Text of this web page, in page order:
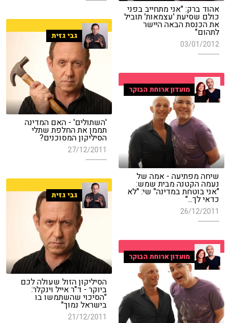
אהוד ברק: "אני מתחייב בפני
כולם שסיעת 'עצמאות' תוביל
את הכנסת הבאה היישר
לתהום"
03/01/2012
גבי גזית
'השתולים' - האם המדינה
תממן את החלפת שתלי
הסיליקון המסוכנים?
27/12/2011
מועדון ארוחת הבוקר
שיחה מפתיעה - אמה של
נעמה הקטנה מבית שמש:
"אני בוטחת במדינה" שי: "לא
כדאי לך..."
26/12/2011
גבי גזית
הסיליקון הזול שעולה לכם
ביוקר - ד"ר אייל וינקלר:
"הסיכוי שהשתמשו בו
בישראל נמוך"
21/12/2011
מועדון ארוחת הבוקר